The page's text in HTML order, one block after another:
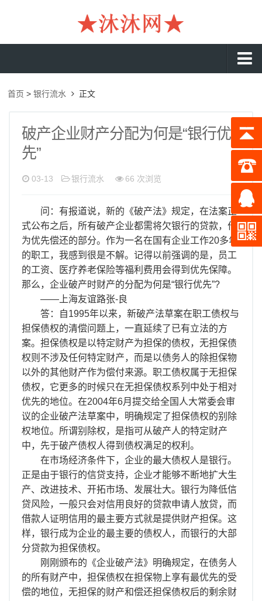
工资流水
入职流水
企业流水
存款证明
在职证明
离职证明
首页 >银行流水 正文
破产企业财产分配为何是“银行优
先”
03-13 银行流水 66 次浏览
问：有报道说，新的《破产法》规定，在法案正
式公布之后，所有破产企业都需将欠银行的贷款，作
为优先偿还的部分。作为一名在国有企业工作20多年
的职工，我感到很是不解。记得以前强调的是，员工
的工资、医疗养老保险等福利费用会得到优先保障。
那么，企业破产时财产的分配为何是“银行优先”?
——上海友谊路张-良
答：自1995年以来，新破产法草案在职工债权与
担保债权的清偿问题上，一直延续了已有立法的方
案。担保债权是以特定财产为担保的债权，无担保债
权则不涉及任何特定财产，而是以债务人的除担保物
以外的其他财产作为偿付来源。职工债权属于无担保
债权，它更多的时候只在无担保债权系列中处于相对
优先的地位。在2004年6月提交给全国人大常委会审
议的企业破产法草案中，明确规定了担保债权的别除
权地位。所谓别除权，是指可从破产人的特定财产
中，先于破产债权人得到债权满足的权利。
在市场经济条件下，企业的最大债权人是银行。
正是由于银行的信贷支持，企业才能够不断地扩大生
产、改进技术、开拓市场、发展壮大。银行为降低信
贷风险，一般只会对信用良好的贷款申请人放贷，而
借款人证明信用的最主要方式就是提供财产担保。这
样，银行成为企业的最主要的债权人，而银行的大部
分贷款为担保债权。
刚刚颁布的《企业破产法》明确规定，在债务人
的所有财产中，担保债权在担保物上享有最优先的受
偿的地位，无担保的财产和偿还担保债权后的剩余财